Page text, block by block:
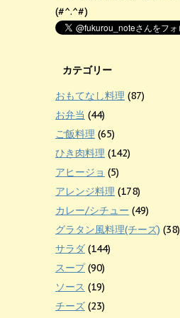
(#^.^#)
カテゴリー
おもてなし料理 (87)
お弁当 (44)
ご飯料理 (65)
ひき肉料理 (142)
アヒージョ (5)
アレンジ料理 (178)
カレー/シチュー (49)
グラタン風料理(チーズ) (38)
サラダ (144)
スープ(90)
ソース (19)
チーズ (23)